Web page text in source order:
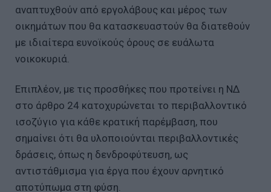
αναπτυχθούν από εργολάβους και μέρος των
οικημάτων που θα κατασκευαστούν θα διατεθούν
με ιδιαίτερα ευνοϊκούς όρους σε ευάλωτα
νοικοκυριά.
Επιπλέον, με τις προσθήκες που προτείνει η ΝΔ
στο άρθρο 24 κατοχυρώνεται το περιβαλλοντικό
ισοζύγιο για κάθε κρατική παρέμβαση, που
σημαίνει ότι θα υλοποιούνται περιβαλλοντικές
δράσεις, όπως η δενδροφύτευση, ως
αντιστάθμισμα για έργα που έχουν αρνητικό
αποτύπωμα στη φύση.